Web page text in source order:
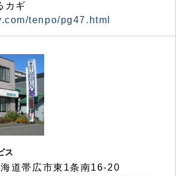
カギ
tenpo/pg47.html
ス
道帯広市東1条南16-20